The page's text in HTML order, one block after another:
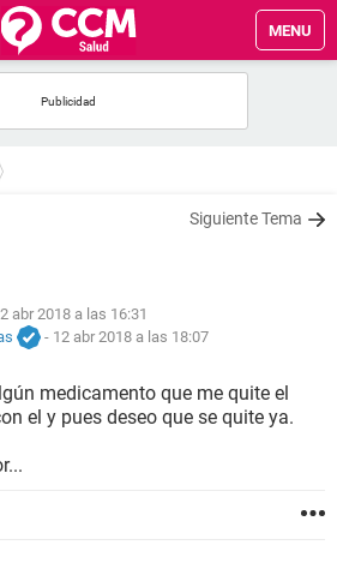
MENU
Siguiente Tema
abr 2018 a las 16:31
- 12 abr 2018 a las 18:07
medicamento que me quite el
el y pues deseo que se quite ya.